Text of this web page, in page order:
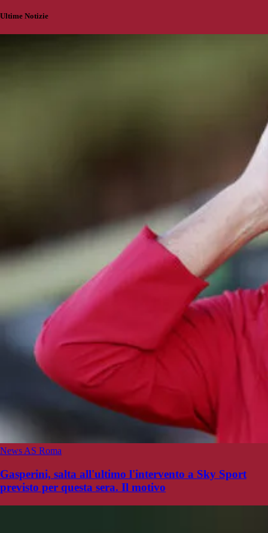
Ultime Notizie
News AS Roma
Gasperini, salta all'ultimo l'intervento a Sky Sport
previsto per questa sera. Il motivo